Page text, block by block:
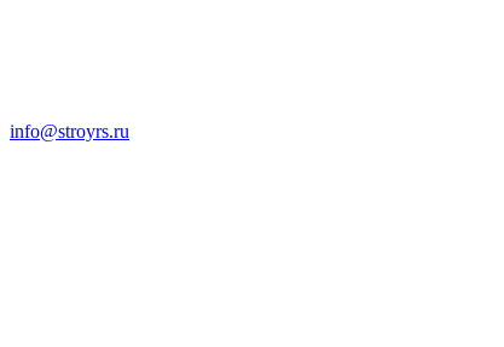
info@stroyrs.ru